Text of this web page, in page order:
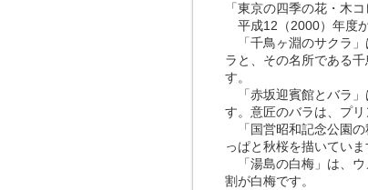
「東京の四季の花・木
平成12（2000）年度
「千鳥ヶ淵のサクラ」
ラと、その名所である
す。
「赤坂迎賓館とバラ」
す。意匠のバラは、プリ
「国営昭和記念公園の
っぱと秋桜を描いてい
「湯島の白梅」は、ウ
割が白梅です。